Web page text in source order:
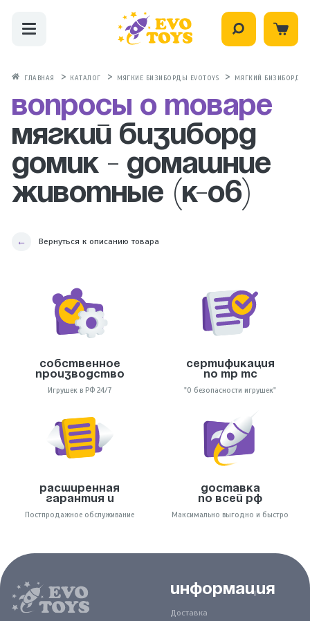
ГЛАВНАЯ КАТАЛОГ МЯГКИЕ БИЗИБОРДЫ EVOTOYS МЯГКИЙ БИЗИБОРД
Вопросы о товаре
Мягкий бизиборд
домик - Домашние
животные (К-06)
Вернуться к описанию товара
Собственное
производство
Игрушек в РФ 24/7
Сертификация
по тр тс
"О безопасности игрушек"
Расширенная
гарантия и
Постпродажное обслуживание
Доставка
по всей РФ
Максимально выгодно и быстро
Информация
Доставка